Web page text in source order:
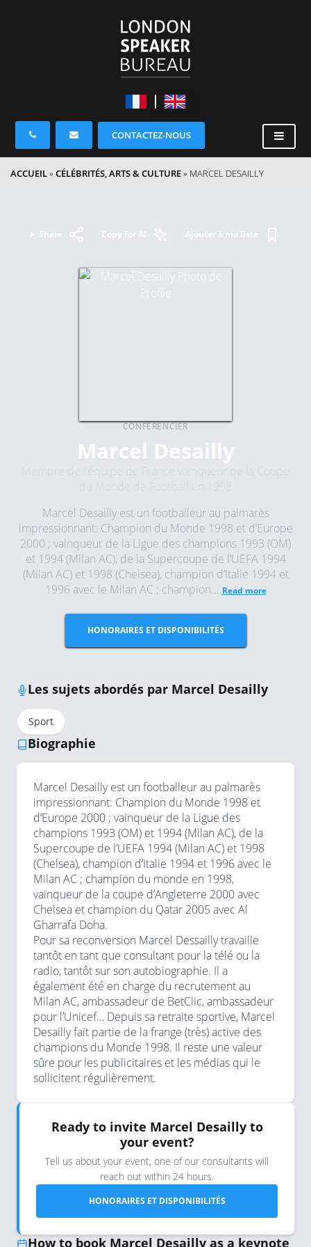
CONTACTEZ-NOUS
ACCUEIL» CÉLÉBRITÉS, ARTS & CULTURE» MARCEL DESAILLY
Share Copy for AI Ajouter à ma liste
CONFÉRENCIER
Marcel Desailly
Marcel Desailly est un footballeur au palmarès
impressionnant: Champion du Monde 1998 et d’Europe
2000 ; vainqueur de la Ligue des champions 1993 (OM)
et 1994 (Milan AC), de la Supercoupe de l’UEFA 1994
(Milan AC) et 1998 (Chelsea), champion d’Italie 1994 et
1996 avec le Milan AC ; champion... Read more
HONORAIRES ET DISPONIBILITÉS
Les sujets abordés par Marcel Desailly
Sport
Biographie
Marcel Desailly est un footballeur au palmarès
impressionnant: Champion du Monde 1998 et
d’Europe 2000 ; vainqueur de la Ligue des
champions 1993 (OM) et 1994 (Milan AC), de la
Supercoupe de l’UEFA 1994 (Milan AC) et 1998
(Chelsea), champion d’Italie 1994 et 1996 avec le
Milan AC ; champion du monde en 1998,
vainqueur de la coupe d’Angleterre 2000 avec
Chelsea et champion du Qatar 2005 avec Al
Gharrafa Doha.
Pour sa reconversion Marcel Dessailly travaille
tantôt en tant que consultant pour la télé ou la
radio, tantôt sur son autobiographie. Il a
également été en charge du recrutement au
Milan AC, ambassadeur de BetClic, ambassadeur
pour l’Unicef… Depuis sa retraite sportive, Marcel
Desailly fait partie de la frange (très) active des
champions du Monde 1998. Il reste une valeur
sûre pour les publicitaires et les médias qui le
sollicitent régulièrement.
Ready to invite Marcel Desailly to
your event?
Tell us about your event, one of our consultants will
reach out within 24 hours.
HONORAIRES ET DISPONIBILITÉS
How to book Marcel Desailly as a keynote